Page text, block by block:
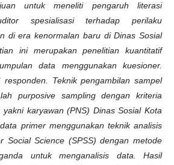
untuk meneliti pengaruh literasi
spesialisasi terhadap perilaku
di era kenormalan baru di Dinas Sosial
ini merupakan penelitian kuantitatif
data menggunakan kuesioner.
Teknik pengambilan sampel
purposive sampling dengan kriteria
karyawan (PNS) Dinas Sosial Kota
primer menggunakan teknik analisis
Social Science (SPSS) dengan metode
untuk menganalisis data. Hasil